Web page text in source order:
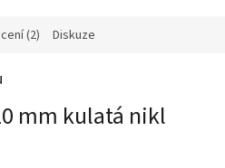
(2) Diskuze
mm kulatá nikl